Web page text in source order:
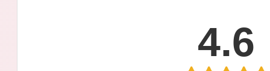
スキンケア人気ライン4.6